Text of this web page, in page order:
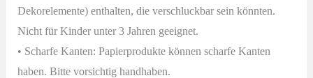
Dekorelemente) enthalten, die verschluckbar sein könnten.
Nicht für Kinder unter 3 Jahren geeignet.
• Scharfe Kanten: Papierprodukte können scharfe Kanten
haben. Bitte vorsichtig handhaben.